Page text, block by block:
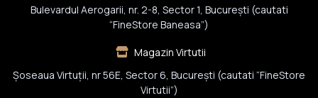
Bulevardul Aerogarii, nr. 2-8, Sector 1, Bucureşti (cautati
“FineStore Baneasa”)
Magazin Virtutii
Șoseaua Virtuții, nr 56E, Sector 6, București (cautati “FineStore
Virtutii”)